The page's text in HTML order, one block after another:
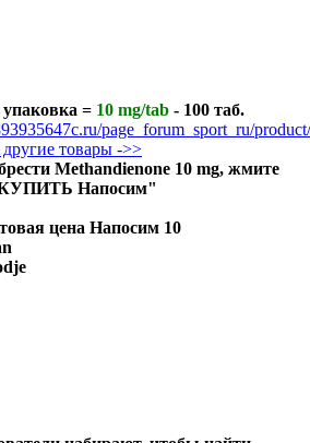
= 10 mg/tab - 100 таб.
page_forum_sport_ru/
другие товары ->>
Methandienone 10 mg, жмите
Напосим"
цена Напосим 10